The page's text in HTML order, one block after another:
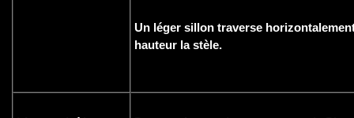
Un léger sillon traverse
hauteur la stèle.